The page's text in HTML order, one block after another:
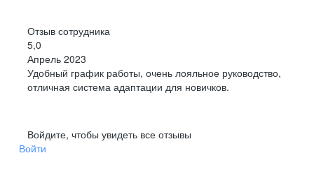
Отзыв сотрудника
5,0
Апрель 2023
Удобный график работы, очень лояльное руководство,
отличная система адаптации для новичков.
Войдите, чтобы увидеть все отзывы
Войти